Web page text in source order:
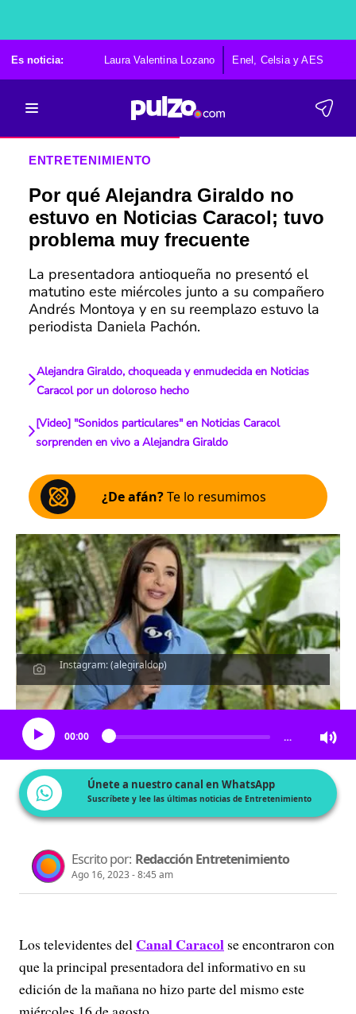
Es noticia: Laura Valentina Lozano Enel, Celsia y AES
ENTRETENIMIENTO
Por qué Alejandra Giraldo no
estuvo en Noticias Caracol; tuvo
problema muy frecuente
La presentadora antioqueña no presentó el
matutino este miércoles junto a su compañero
Andrés Montoya y en su reemplazo estuvo la
periodista Daniela Pachón.
Alejandra Giraldo, choqueada y enmudecida en Noticias
Caracol por un doloroso hecho
[Video] "Sonidos particulares" en Noticias Caracol
sorprenden en vivo a Alejandra Giraldo
¿De afán?Te lo resumimos
Instagram: (alegiraldop)
Escucha el artículo
00:00 …
Únete a nuestro canal en WhatsApp
Suscríbete y lee las últimas noticias de Entretenimiento
Escrito por: Redacción Entretenimiento
Ago 16, 2023 - 8:45 am
Los televidentes del Canal Caracol se encontraron con
que la principal presentadora del informativo en su
edición de la mañana no hizo parte del mismo este